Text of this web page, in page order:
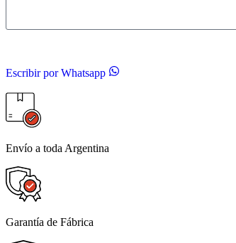
Escribir por Whatsapp
Envío a toda Argentina
Garantía de Fábrica